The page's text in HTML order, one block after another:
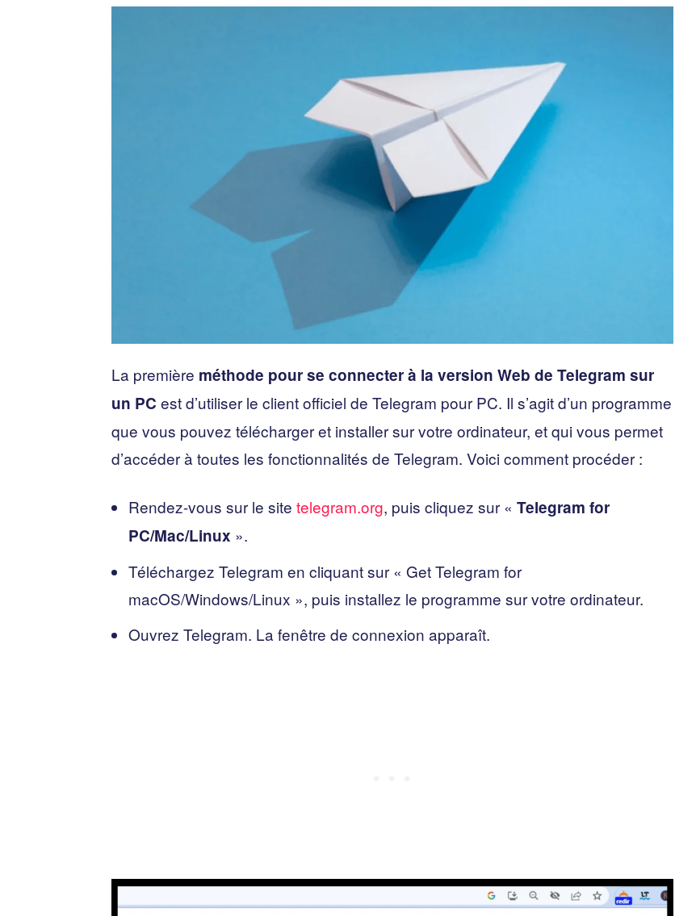
La première méthode pour se connecter à la version Web de Telegram sur
un PC est d’utiliser le client officiel de Telegram pour PC. Il s’agit d’un programme
que vous pouvez télécharger et installer sur votre ordinateur, et qui vous permet
d’accéder à toutes les fonctionnalités de Telegram. Voici comment procéder :
Rendez-vous sur le site telegram.org, puis cliquez sur « Telegram for
PC/Mac/Linux ».
Téléchargez Telegram en cliquant sur « Get Telegram for
macOS/Windows/Linux », puis installez le programme sur votre ordinateur.
Ouvrez Telegram. La fenêtre de connexion apparaît.